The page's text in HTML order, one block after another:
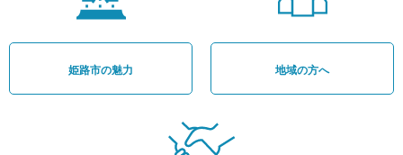
姫路市の魅力 地域の方へ